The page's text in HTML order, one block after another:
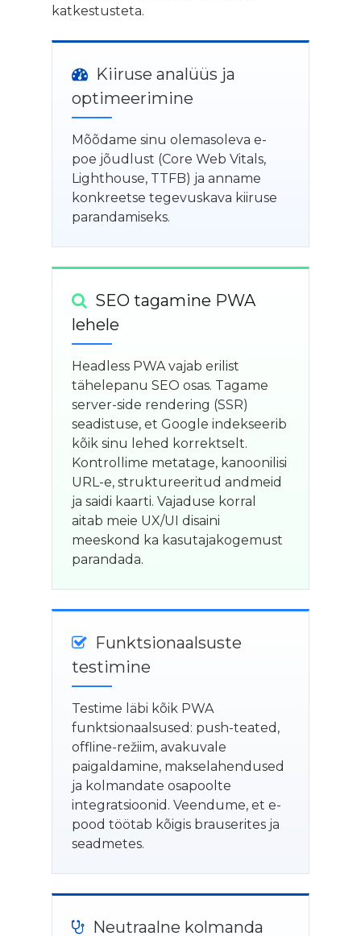
katkestusteta.
Kiiruse analüüs ja
optimeerimine
Mõõdame sinu olemasoleva e-
poe jõudlust (Core Web Vitals,
Lighthouse, TTFB) ja anname
konkreetse tegevuskava kiiruse
parandamiseks.
SEO tagamine PWA
lehele
Headless PWA vajab erilist
tähelepanu SEO osas. Tagame
server-side rendering (SSR)
seadistuse, et Google indekseerib
kõik sinu lehed korrektselt.
Kontrollime metatage, kanoonilisi
URL-e, struktureeritud andmeid
ja saidi kaarti. Vajaduse korral
aitab meie UX/UI disaini
meeskond ka kasutajakogemust
parandada.
Funktsionaalsuste
testimine
Testime läbi kõik PWA
funktsionaalsused: push-teated,
offline-režiim, avakuvale
paigaldamine, makselahendused
ja kolmandate osapoolte
integratsioonid. Veendume, et e-
pood töötab kõigis brauserites ja
seadmetes.
Neutraalne kolmanda